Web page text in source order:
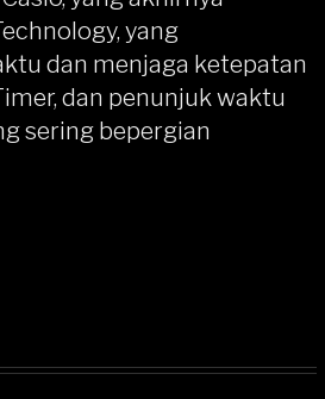
yang
dan menjaga ketepatan
dan penunjuk waktu
sering bepergian